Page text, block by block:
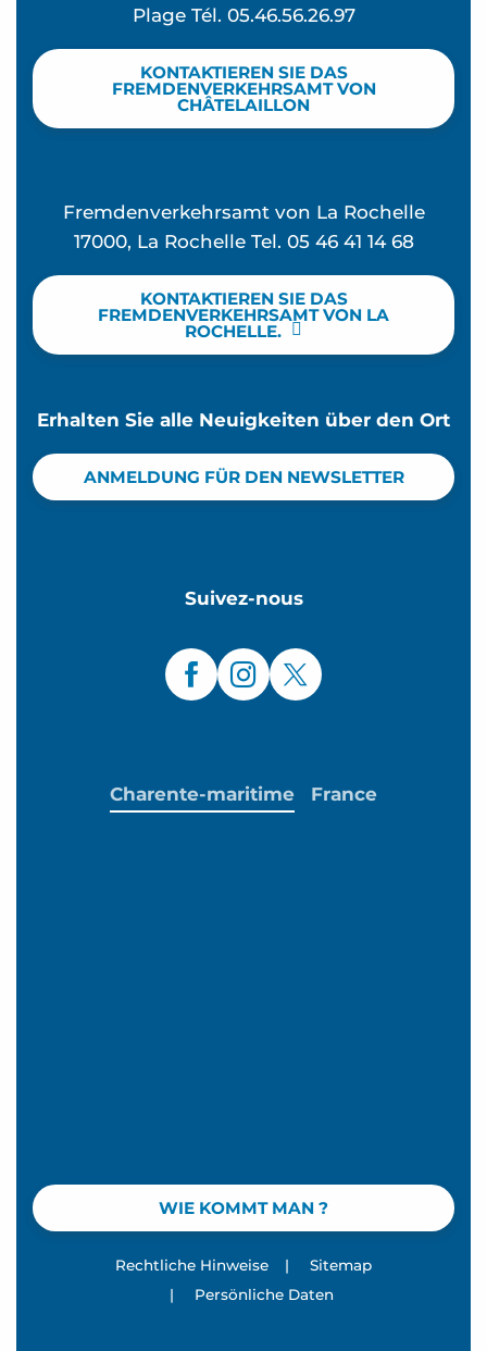
Plage Tél. 05.46.56.26.97
KONTAKTIEREN SIE DAS
FREMDENVERKEHRSAMT VON
CHÂTELAILLON
Fremdenverkehrsamt von La Rochelle
17000, La Rochelle Tel. 05 46 41 14 68
KONTAKTIEREN SIE DAS
FREMDENVERKEHRSAMT VON LA
ROCHELLE.
Erhalten Sie alle Neuigkeiten über den Ort
ANMELDUNG FÜR DEN NEWSLETTER
Suivez-nous
WIE KOMMT MAN ?
Charente-maritime France
Rechtliche Hinweise |
Sitemap
|
Persönliche Daten